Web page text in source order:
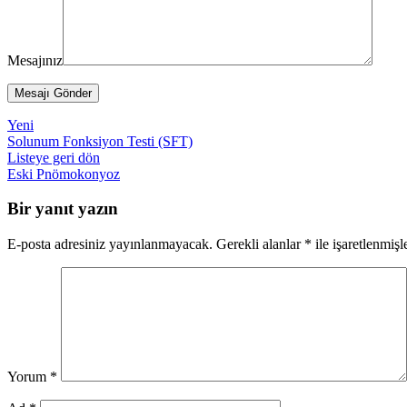
Mesajınız
Yeni
Solunum Fonksiyon Testi (SFT)
Listeye geri dön
Eski Pnömokonyoz
Bir yanıt yazın
E-posta adresiniz yayınlanmayacak. Gerekli alanlar * ile
Yorum *